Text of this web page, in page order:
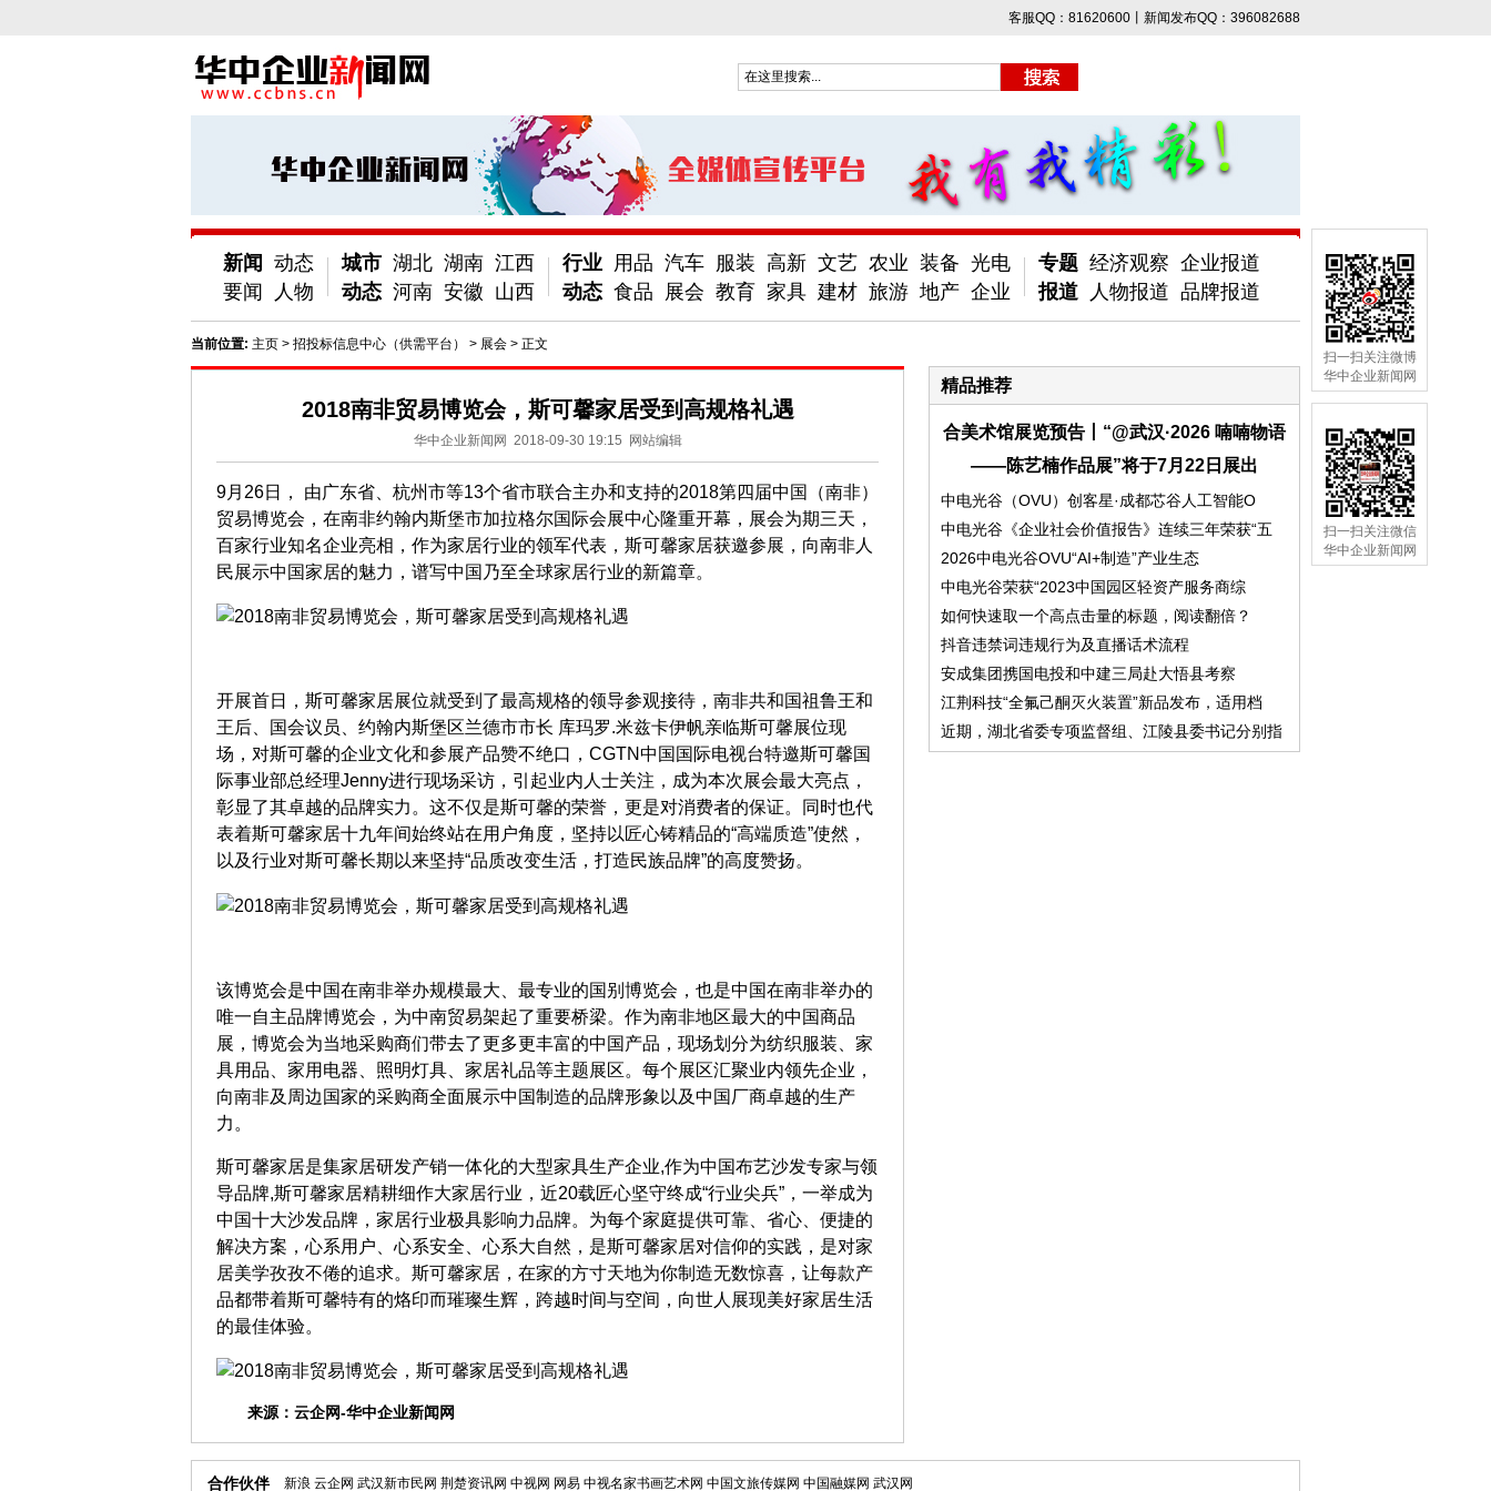
客服QQ：81620600丨新闻发布QQ：396082688
新闻
要闻
动态
人物
城市
动态
湖北 湖南 江西
河南 安徽 山西
行业
动态
用品 汽车 服装 高新 文艺 农业 装备 光电
食品
展会 教育 家具 建材 旅游 地产 企业
专题
报道
经济观察 企业报道
人物报道 品牌报道
扫一扫关注微博
华中企业新闻网
扫一扫关注微信
华中企业新闻网
当前位置: 主页 > 招投标信息中心（供需平台） > 展会 > 正文
2018南非贸易博览会，斯可馨家居受到高规格礼遇
华中企业新闻网 2018-09-30 19:15 网站编辑
9月26日， 由广东省、杭州市等13个省市联合主办和支持的2018第四届中国（南非）
贸易博览会，在南非约翰内斯堡市加拉格尔国际会展中心隆重开幕，展会为期三天，
百家行业知名企业亮相，作为家居行业的领军代表，斯可馨家居获邀参展，向南非人
民展示中国家居的魅力，谱写中国乃至全球家居行业的新篇章。
开展首日，斯可馨家居展位就受到了最高规格的领导参观接待，南非共和国祖鲁王和
王后、国会议员、约翰内斯堡区兰德市市长 库玛罗.米兹卡伊帆亲临斯可馨展位现
场，对斯可馨的企业文化和参展产品赞不绝口，CGTN中国国际电视台特邀斯可馨国
际事业部总经理Jenny进行现场采访，引起业内人士关注，成为本次展会最大亮点，
彰显了其卓越的品牌实力。这不仅是斯可馨的荣誉，更是对消费者的保证。同时也代
表着斯可馨家居十九年间始终站在用户角度，坚持以匠心铸精品的“高端质造”使然，
以及行业对斯可馨长期以来坚持“品质改变生活，打造民族品牌”的高度赞扬。
该博览会是中国在南非举办规模最大、最专业的国别博览会，也是中国在南非举办的
唯一自主品牌博览会，为中南贸易架起了重要桥梁。作为南非地区最大的中国商品
展，博览会为当地采购商们带去了更多更丰富的中国产品，现场划分为纺织服装、家
具用品、家用电器、照明灯具、家居礼品等主题展区。每个展区汇聚业内领先企业，
向南非及周边国家的采购商全面展示中国制造的品牌形象以及中国厂商卓越的生产
力。
斯可馨家居是集家居研发产销一体化的大型家具生产企业,作为中国布艺沙发专家与领
导品牌,斯可馨家居精耕细作大家居行业，近20载匠心坚守终成“行业尖兵”，一举成为
中国十大沙发品牌，家居行业极具影响力品牌。为每个家庭提供可靠、省心、便捷的
解决方案，心系用户、心系安全、心系大自然，是斯可馨家居对信仰的实践，是对家
居美学孜孜不倦的追求。斯可馨家居，在家的方寸天地为你制造无数惊喜，让每款产
品都带着斯可馨特有的烙印而璀璨生辉，跨越时间与空间，向世人展现美好家居生活
的最佳体验。
来源： 云企网-华中企业新闻网
精品推荐
合美术馆展览预告丨“@武汉·2026 喃喃物语
——陈艺楠作品展”将于7月22日展出
中电光谷（OVU）创客星·成都芯谷人工智能O
中电光谷《企业社会价值报告》连续三年荣获“五
2026中电光谷OVU“AI+制造”产业生态
中电光谷荣获“2023中国园区轻资产服务商综
如何快速取一个高点击量的标题，阅读翻倍？
抖音违禁词违规行为及直播话术流程
安成集团携国电投和中建三局赴大悟县考察
江荆科技“全氟己酮灭火装置”新品发布，适用档
近期，湖北省委专项监督组、江陵县委书记分别指
合作伙伴 新浪 云企网 武汉新市民网 荆楚资讯网 中视网 网易 中视名家书画艺术网 中国文旅传媒网 中国融媒网 武汉网